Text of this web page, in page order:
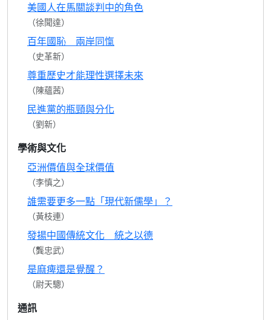
美國人在馬關談判中的角色
（徐聞達）
百年國恥 兩岸同愾
（史革新）
尊重歷史才能理性選擇未來
（陳蘊茜）
民進黨的瓶頸與分化
（劉新）
學術與文化
亞洲價值與全球價值
（李慎之）
誰需要更多一點「現代新儒學」？
（黃枝連）
發揚中國傳統文化 統之以德
（龔忠武）
是麻痺還是覺醒？
（尉天驄）
通訊